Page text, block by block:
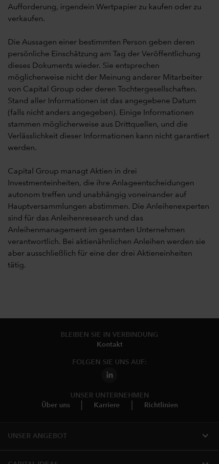
Aufforderung, irgendein Wertpapier zu kaufen oder zu
verkaufen.
Die Aussagen einer bestimmten Person geben deren
persönliche Einschätzung am Tag der Veröffentlichung
dieses Dokuments wieder. Sie entsprechen
möglicherweise nicht der Meinung anderer Mitarbeiter
von Capital Group oder deren Tochtergesellschaften.
Stand aller Informationen ist das angegebene Datum
(falls nicht anders angegeben). Einige Informationen
stammen möglicherweise aus Drittquellen, und die
Verlässlichkeit dieser Informationen kann nicht garantiert
werden.
Capital Group managt Aktien in drei
Investmenteinheiten, die ihre Anlageentscheidungen
autonom treffen und unabhängig voneinander auf
Hauptversammlungen abstimmen. Die Anleihenexperten
sind für das Anleihenresearch und das
Anleihenmanagement im gesamten Unternehmen
verantwortlich. Bei aktienähnlichen Anleihen werden sie
aber ausschließlich für eine der drei Aktieneinheiten
tätig.
BLEIBEN SIE IN VERBINDUNG
Kontakt
FOLGEN SIE UNS AUF:
UNSER UNTERNEHMEN
Über uns
Karriere Richtlinien
UNSER ANGEBOT expand_more